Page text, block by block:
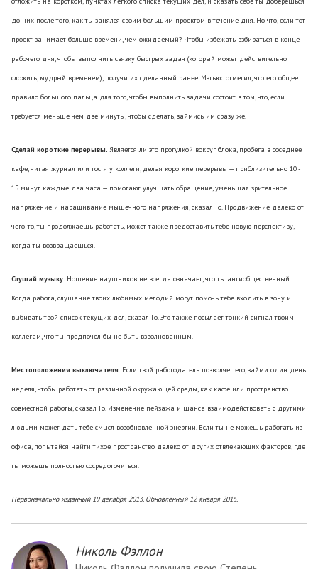
до них после того, как ты занялся своим большим проектом в течение дня. Но что, если тот
проект занимает больше времени, чем ожидаемый? Чтобы избежать взбираться в конце
рабочего дня, чтобы выполнить связку быстрых задач (который может действительно
сложить, мудрый временем), получи их сделанный ранее. Мэтьюс отметил, что его общее
правило большого пальца для того, чтобы выполнить задачи состоит в том, что, если
требуется меньше чем две минуты, чтобы сделать, займись им сразу же.
Сделай короткие перерывы. Является ли это прогулкой вокруг блока, пробега в соседнее
кафе, читая журнал или гостя у коллеги, делая короткие перерывы — приблизительно 10 -
15 минут каждые два часа — помогают улучшать обращение, уменьшая зрительное
напряжение и наращивание мышечного напряжения, сказал Го. Продвижение далеко от
чего-то, ты продолжаешь работать, может также предоставить тебе новую перспективу,
когда ты возвращаешься.
Слушай музыку. Ношение наушников не всегда означает, что ты антиобщественный.
Когда работа, слушание твоих любимых мелодий могут помочь тебе входить в зону и
выбивать твой список текущих дел, сказал Го. Это также посылает тонкий сигнал твоим
коллегам, что ты предпочел бы не быть взволнованным.
Местоположения выключателя. Если твой работодатель позволяет его, займи один день
неделя, чтобы работать от различной окружающей среды, как кафе или пространство
совместной работы, сказал Го. Изменение пейзажа и шанса взаимодействовать с другими
людьми может дать тебе смысл возобновленной энергии. Если ты не можешь работать из
офиса, попытайся найти тихое пространство далеко от других отвлекающих факторов, где
ты можешь полностью сосредоточиться.
Первоначально изданный 19 декабря 2013. Обновленный 12 января 2015.
Николь Фэллон